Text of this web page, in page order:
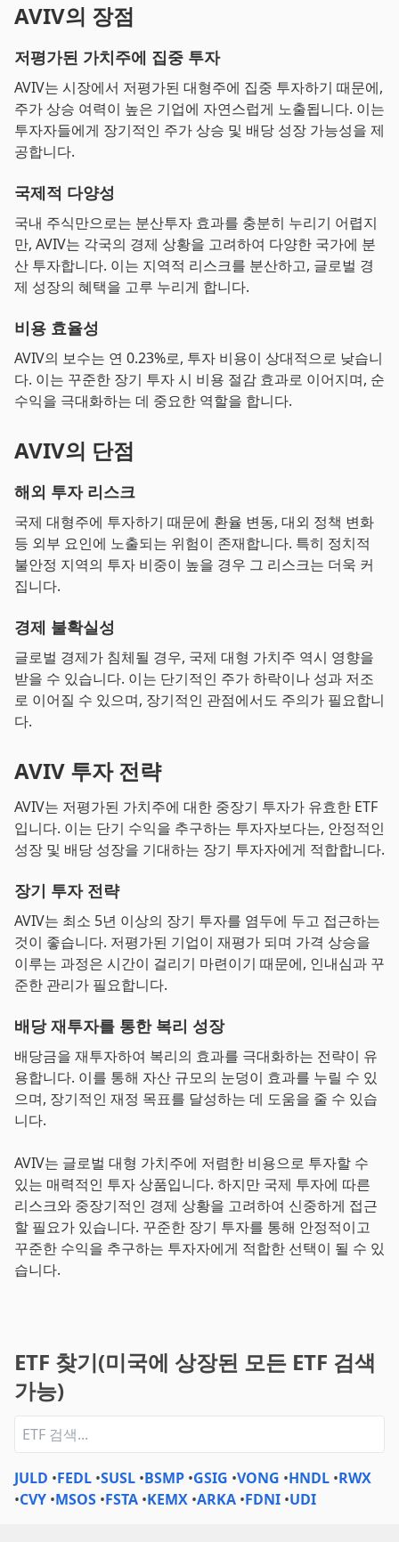
AVIV의 장점
저평가된 가치주에 집중 투자
AVIV는 시장에서 저평가된 대형주에 집중 투자하기 때문에,
주가 상승 여력이 높은 기업에 자연스럽게 노출됩니다. 이는
투자자들에게 장기적인 주가 상승 및 배당 성장 가능성을 제
공합니다.
국제적 다양성
국내 주식만으로는 분산투자 효과를 충분히 누리기 어렵지
만, AVIV는 각국의 경제 상황을 고려하여 다양한 국가에 분
산 투자합니다. 이는 지역적 리스크를 분산하고, 글로벌 경
제 성장의 혜택을 고루 누리게 합니다.
비용 효율성
AVIV의 보수는 연 0.23%로, 투자 비용이 상대적으로 낮습니
다. 이는 꾸준한 장기 투자 시 비용 절감 효과로 이어지며, 순
수익을 극대화하는 데 중요한 역할을 합니다.
AVIV의 단점
해외 투자 리스크
국제 대형주에 투자하기 때문에 환율 변동, 대외 정책 변화
등 외부 요인에 노출되는 위험이 존재합니다. 특히 정치적
불안정 지역의 투자 비중이 높을 경우 그 리스크는 더욱 커
집니다.
경제 불확실성
글로벌 경제가 침체될 경우, 국제 대형 가치주 역시 영향을
받을 수 있습니다. 이는 단기적인 주가 하락이나 성과 저조
로 이어질 수 있으며, 장기적인 관점에서도 주의가 필요합니
다.
AVIV 투자 전략
AVIV는 저평가된 가치주에 대한 중장기 투자가 유효한 ETF
입니다. 이는 단기 수익을 추구하는 투자자보다는, 안정적인
성장 및 배당 성장을 기대하는 장기 투자자에게 적합합니다.
장기 투자 전략
AVIV는 최소 5년 이상의 장기 투자를 염두에 두고 접근하는
것이 좋습니다. 저평가된 기업이 재평가 되며 가격 상승을
이루는 과정은 시간이 걸리기 마련이기 때문에, 인내심과 꾸
준한 관리가 필요합니다.
배당 재투자를 통한 복리 성장
배당금을 재투자하여 복리의 효과를 극대화하는 전략이 유
용합니다. 이를 통해 자산 규모의 눈덩이 효과를 누릴 수 있
으며, 장기적인 재정 목표를 달성하는 데 도움을 줄 수 있습
니다.
AVIV는 글로벌 대형 가치주에 저렴한 비용으로 투자할 수
있는 매력적인 투자 상품입니다. 하지만 국제 투자에 따른
리스크와 중장기적인 경제 상황을 고려하여 신중하게 접근
할 필요가 있습니다. 꾸준한 장기 투자를 통해 안정적이고
꾸준한 수익을 추구하는 투자자에게 적합한 선택이 될 수 있
습니다.
ETF 찾기(미국에 상장된 모든 ETF 검색
가능)
JULD •FEDL •SUSL •BSMP •GSIG •VONG •HNDL •RWX
•CVY •MSOS •FSTA •KEMX •ARKA •FDNI •UDI